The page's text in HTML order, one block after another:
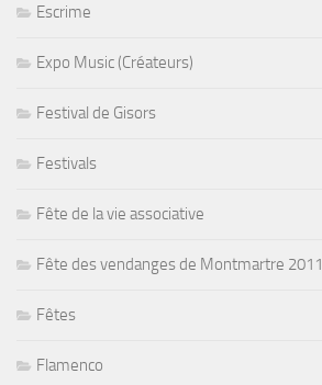
Escrime
Expo Music (Créateurs)
Festival de Gisors
Festivals
Fête de la vie associative
Fête des vendanges de Montmartre 2011
Fêtes
Flamenco